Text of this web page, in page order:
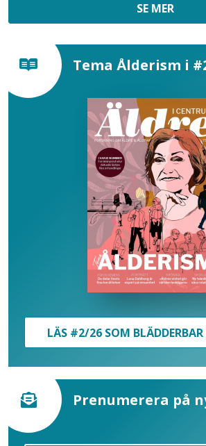
SE MER
Tema Ålderism i
LÄS #2/26 SOM
Prenumerera på